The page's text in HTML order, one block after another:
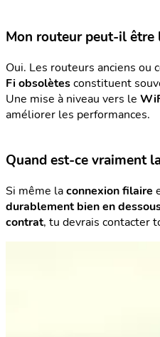
Mon routeur peut-il être
Oui. Les routeurs anciens ou
Fi obsolètesconstituent
Une mise à niveau vers le
améliorer les performances.
Quand est-ce vraiment
Si même laconnexion filaire
durablement bien en
contrat, tu devrais contacter